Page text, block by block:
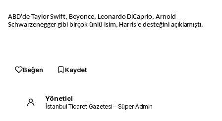
ABD'de Taylor Swift, Beyonce, Leonardo DiCaprio, Arnold
Schwarzenegger gibi birçok ünlü isim, Harris'e desteğini açıklamıştı.
Beğen Kaydet
Yönetici
İstanbul Ticaret Gazetesi – Süper Admin